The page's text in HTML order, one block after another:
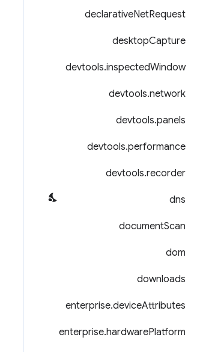
declarativeNetRequest
desktopCapture
devtools.inspectedWindow
devtools.network
devtools.panels
devtools.performance
devtools.recorder
dns
documentScan
dom
downloads
enterprise.deviceAttributes
enterprise.hardwarePlatform